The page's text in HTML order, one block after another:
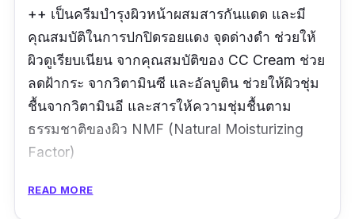
++ เป็นครีมบำรุงผิวหน้าผสมสารกันแดด และมี
คุณสมบัติในการปกปิดรอยแดง จุดด่างดำ ช่วยให้
ผิวดูเรียบเนียน จากคุณสมบัติของ CC Cream ช่วย
ลดฝ้ากระ จากวิตามินซี และอัลบูติน ช่วยให้ผิวชุ่ม
ชื้นจากวิตามินอี และสารให้ความชุ่มชื้นตาม
ธรรมชาติของผิว NMF (Natural Moisturizing
Factor)
รีวิวจากผู้ใช้จริง:
READ MORE